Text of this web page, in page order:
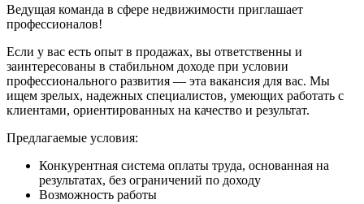
Ведущая команда в сфере недвижимости приглашает
профессионалов!
Если у вас есть опыт в продажах, вы ответственны и
заинтересованы в стабильном доходе при условии
профессионального развития — эта вакансия для вас. Мы
ищем зрелых, надежных специалистов, умеющих работать с
клиентами, ориентированных на качество и результат.
Предлагаемые условия:
Конкурентная система оплаты труда, основанная на
результатах, без ограничений по доходу
Возможность работы